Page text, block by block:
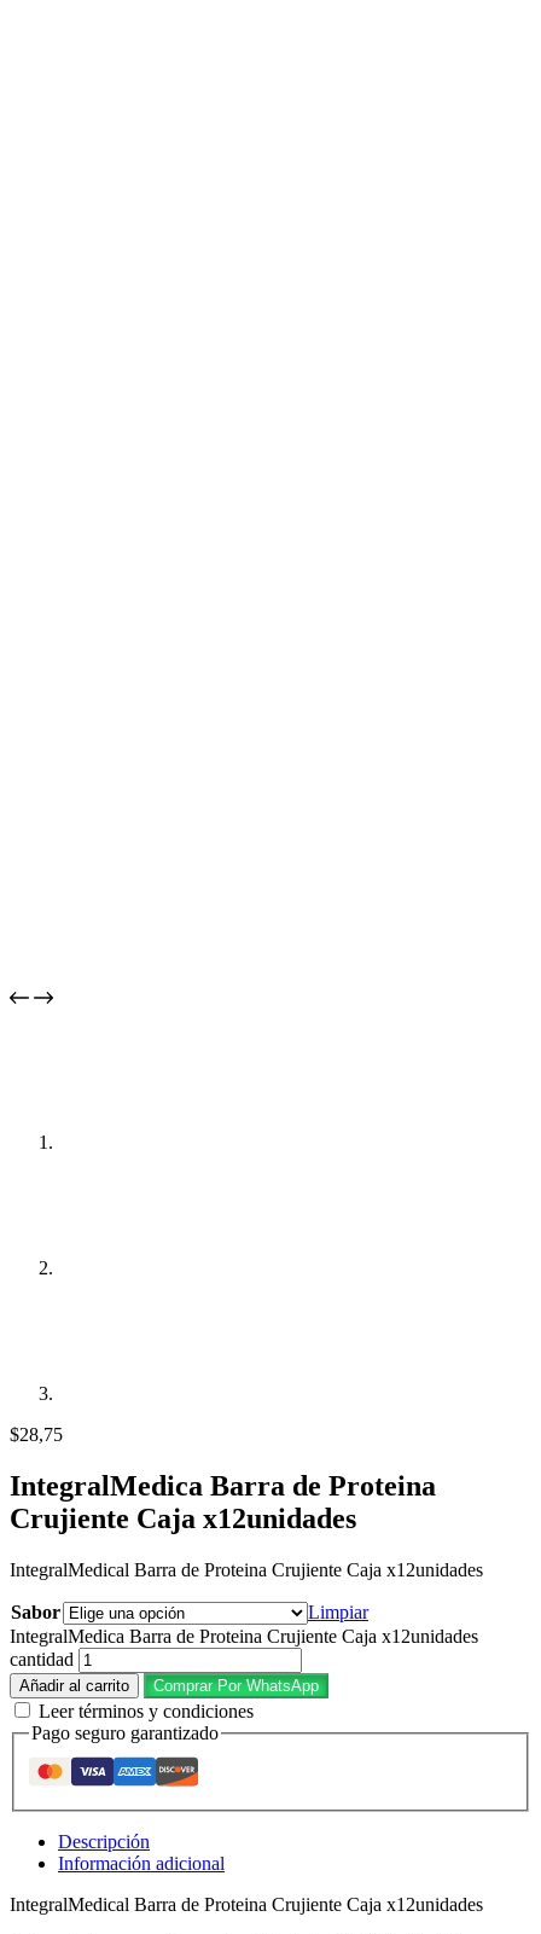
$28,75
IntegralMedica Barra de Proteina
Crujiente Caja x12unidades
IntegralMedical Barra de Proteina Crujiente Caja x12unidades
Sabor
Limpiar
IntegralMedica Barra de Proteina Crujiente Caja x12unidades
cantidad
Añadir al carrito Comprar Por WhatsApp
Leer términos y condiciones
Pago seguro garantizado
Descripción
Información adicional
IntegralMedical Barra de Proteina Crujiente Caja x12unidades